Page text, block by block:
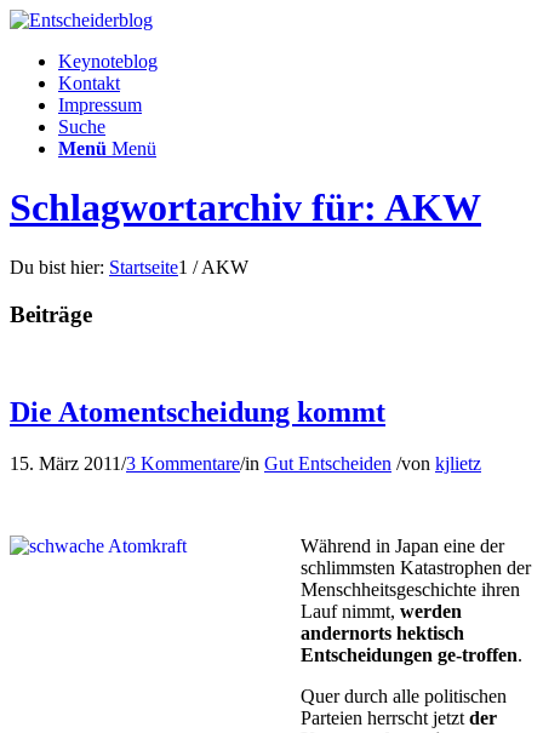
Keynoteblog
Kontakt
Impressum
Suche
Menü Menü
Schlagwortarchiv für: AKW
Du bist hier: Startseite1 / AKW
Beiträge
Die Atomentscheidung kommt
15. März 2011/3 Kommentare/in Gut Entscheiden /von kjlietz
Während in Japan eine der
schlimmsten Katastrophen der
Menschheitsgeschichte ihren
Lauf nimmt, werden
andernorts hektisch
Entscheidungen ge-troffen.
Quer durch alle politischen
Parteien herrscht jetzt der